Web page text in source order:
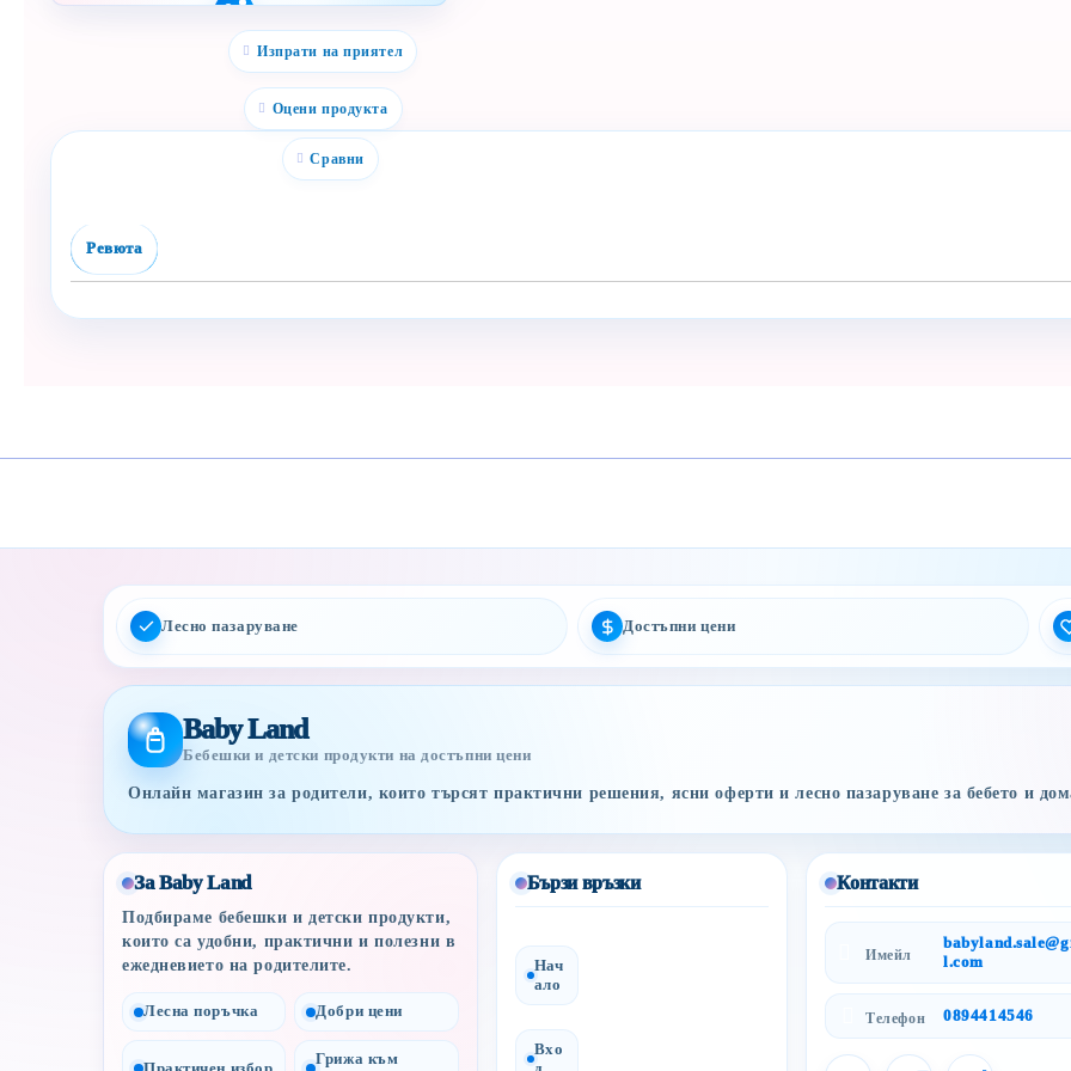
бебе? Изпрати го бързо.
Facebook Viber
WhatsApp
Копирай линк
Изпрати на приятел
Оцени продукта
Сравни
Ревюта
Лесно пазаруване Достъпни цени
Baby Land
Бебешки и детски продукти на достъпни цени
Онлайн магазин за родители, които търсят практични решения, ясни оферти и лесно пазаруване за бебето и
За Baby Land
Подбираме бебешки и детски продукти,
които са удобни, практични и полезни в
ежедневието на родителите.
Лесна поръчка Добри цени
Грижа към
Бързи връзки
Нач
ало
Вхо
Контакти
Имейл
l.com
Телефон 0894414546